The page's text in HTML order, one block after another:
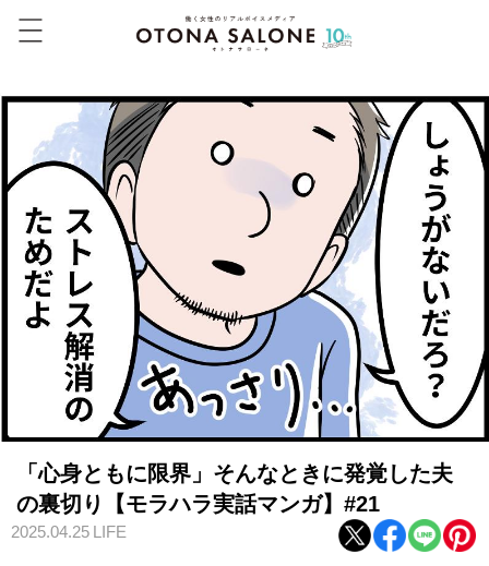
「心身ともに限界」そんなときに発覚した夫
の裏切り【モラハラ実話マンガ】#21
2025.04.25 LIFE